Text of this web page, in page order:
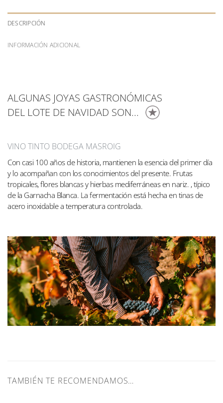
DESCRIPCIÓN
INFORMACIÓN ADICIONAL
ALGUNAS JOYAS GASTRONÓMICAS
DEL LOTE DE NAVIDAD SON...
VINO TINTO BODEGA MASROIG
Con casi 100 años de historia, mantienen la esencia del primer día
y lo acompañan con los conocimientos del presente. Frutas
tropicales, flores blancas y hierbas mediferráneas en nariz. , típico
de la Garnacha Blanca. La fermentación está hecha en tinas de
acero inoxidable a temperatura controlada.
TAMBIÉN TE RECOMENDAMOS…